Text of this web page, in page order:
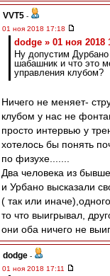
VVT5 -
01 ноя 2018 17:18
dodge » 01 ноя 2018
Ну допустим
шабашник и что это
управления клубом?
Ничего не меняет-
клубом у нас не
просто интервью у
хотелось бы понять
по физухе.......
Два человека из
и Урбано высказали
( так или
то что выигрывал,
они оба ничего не
dodge -
01 ноя 2018 17:11